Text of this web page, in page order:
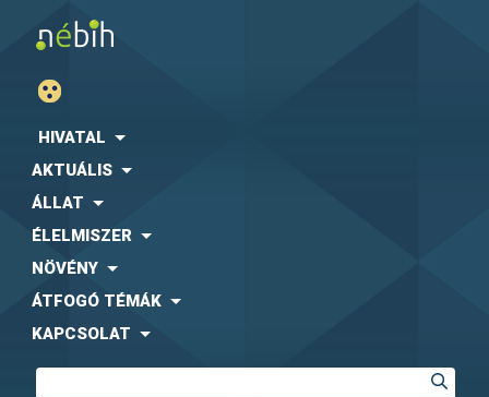
HIVATAL
AKTUÁLIS
ÁLLAT
ÉLELMISZER
NÖVÉNY
ÁTFOGÓ TÉMÁK
KAPCSOLAT